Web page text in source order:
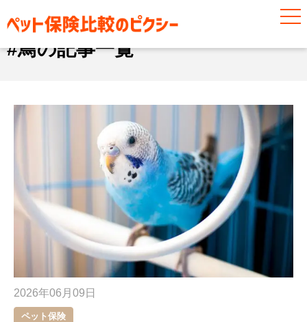
#鳥
#鳥の記事一覧
2026年06月09日
ペット保険